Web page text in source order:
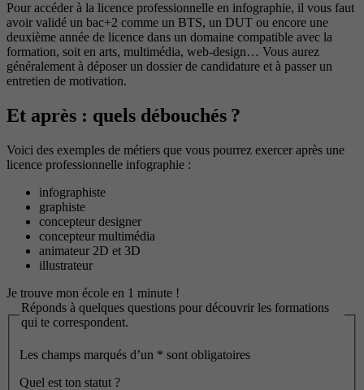
Pour accéder à la licence professionnelle en infographie, il vous faut
avoir validé un bac+2 comme un BTS, un DUT ou encore une
deuxième année de licence dans un domaine compatible avec la
formation, soit en arts, multimédia, web-design… Vous aurez
généralement à déposer un dossier de candidature et à passer un
entretien de motivation.
Et après : quels débouchés ?
Voici des exemples de métiers que vous pourrez exercer après une
licence professionnelle infographie :
infographiste
graphiste
concepteur designer
concepteur multimédia
animateur 2D et 3D
illustrateur
Je trouve mon école en 1 minute !
Réponds à quelques questions pour découvrir les formations
qui te correspondent.
Les champs marqués d’un * sont obligatoires
Quel est ton statut ?